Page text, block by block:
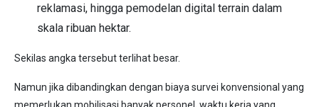
reklamasi, hingga pemodelan digital terrain dalam
skala ribuan hektar.
Sekilas angka tersebut terlihat besar.
Namun jika dibandingkan dengan biaya survei konvensional yang
memerlukan mobilisasi banyak personel, waktu kerja yang